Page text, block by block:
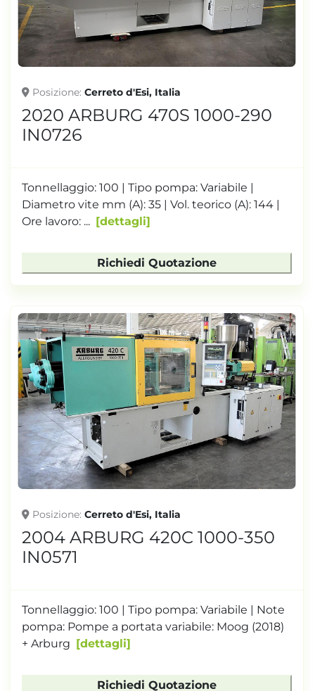
Posizione Cerreto d'Esi, Italia
2020 ARBURG 470S 1000-290
IN0726
Tonnellaggio: 100 | Tipo pompa: Variabile |
Diametro vite mm (A): 35 | Vol. teorico (A): 144 |
Ore lavoro: ...
dettagli
Richiedi Quotazione
Posizione Cerreto d'Esi, Italia
2004 ARBURG 420C 1000-350
IN0571
Tonnellaggio: 100 | Tipo pompa: Variabile | Note
pompa: Pompe a portata variabile: Moog (2018)
+ Arburg
dettagli
Richiedi Quotazione